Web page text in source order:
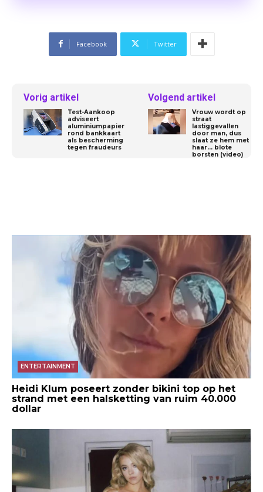
Facebook Twitter
Vorig artikel
Test-Aankoop
adviseert
aluminiumpapier
rond bankkaart
als bescherming
tegen fraudeurs
Volgend artikel
Vrouw wordt op
straat
lastiggevallen
door man, dus
slaat ze hem met
haar… blote
borsten (video)
ENTERTAINMENT
Heidi Klum poseert zonder bikini top op het
strand met een halsketting van ruim 40.000
dollar